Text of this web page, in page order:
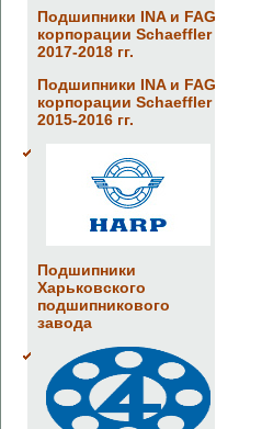
Подшипники INA и FAG
корпорации Schaeffler
2017-2018 гг.
Подшипники INA и FAG
корпорации Schaeffler
2015-2016 гг.
Подшипники
Харьковского
подшипникового
завода